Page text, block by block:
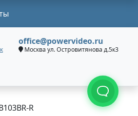
office@powervideo.ru
Москва ул. Островитянова д.5к3
R